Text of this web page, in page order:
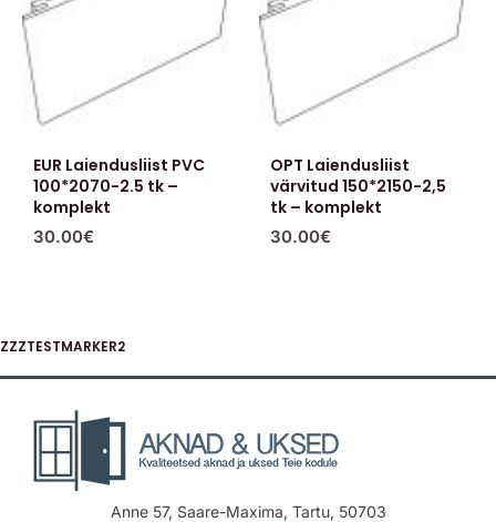
EUR Laiendusliist PVC
100*2070-2.5 tk –
komplekt
30.00€
OPT Laiendusliist
värvitud 150*2150-2,5
tk – komplekt
30.00€
ZZZTESTMARKER2
Anne 57, Saare-Maxima, Tartu, 50703